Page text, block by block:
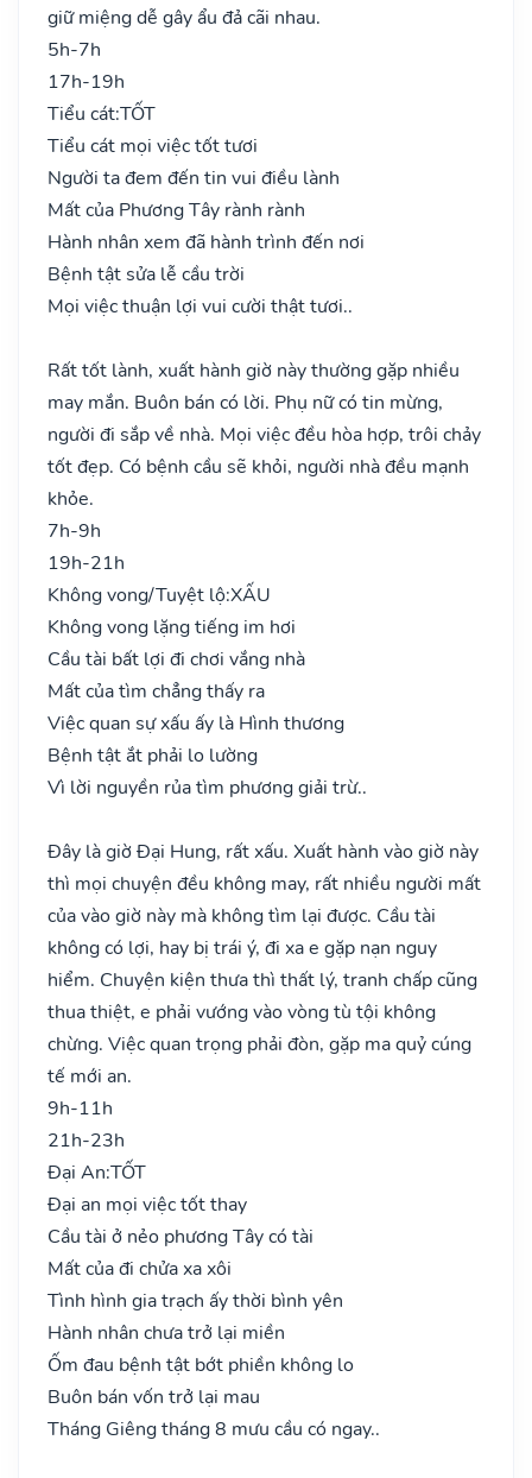
giữ miệng dễ gây ẩu đả cãi nhau.
5h-7h
17h-19h
Tiểu cát:TỐT
Tiểu cát mọi việc tốt tươi
Người ta đem đến tin vui điều lành
Mất của Phương Tây rành rành
Hành nhân xem đã hành trình đến nơi
Bệnh tật sửa lễ cầu trời
Mọi việc thuận lợi vui cười thật tươi..
Rất tốt lành, xuất hành giờ này thường gặp nhiều
may mắn. Buôn bán có lời. Phụ nữ có tin mừng,
người đi sắp về nhà. Mọi việc đều hòa hợp, trôi chảy
tốt đẹp. Có bệnh cầu sẽ khỏi, người nhà đều mạnh
khỏe.
7h-9h
19h-21h
Không vong/Tuyệt lộ:XẤU
Không vong lặng tiếng im hơi
Cầu tài bất lợi đi chơi vắng nhà
Mất của tìm chẳng thấy ra
Việc quan sự xấu ấy là Hình thương
Bệnh tật ắt phải lo lường
Vì lời nguyền rủa tìm phương giải trừ..
Đây là giờ Đại Hung, rất xấu. Xuất hành vào giờ này
thì mọi chuyện đều không may, rất nhiều người mất
của vào giờ này mà không tìm lại được. Cầu tài
không có lợi, hay bị trái ý, đi xa e gặp nạn nguy
hiểm. Chuyện kiện thưa thì thất lý, tranh chấp cũng
thua thiệt, e phải vướng vào vòng tù tội không
chừng. Việc quan trọng phải đòn, gặp ma quỷ cúng
tế mới an.
9h-11h
21h-23h
Đại An:TỐT
Đại an mọi việc tốt thay
Cầu tài ở nẻo phương Tây có tài
Mất của đi chửa xa xôi
Tình hình gia trạch ấy thời bình yên
Hành nhân chưa trở lại miền
Ốm đau bệnh tật bớt phiền không lo
Buôn bán vốn trở lại mau
Tháng Giêng tháng 8 mưu cầu có ngay..